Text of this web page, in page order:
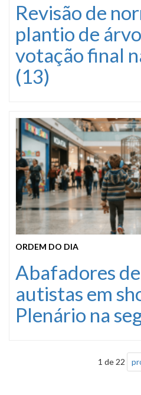
Revisão de
plantio de
votação final
(13)
ORDEM DO DIA
Abafadores
autistas em
Plenário na
1 de 22